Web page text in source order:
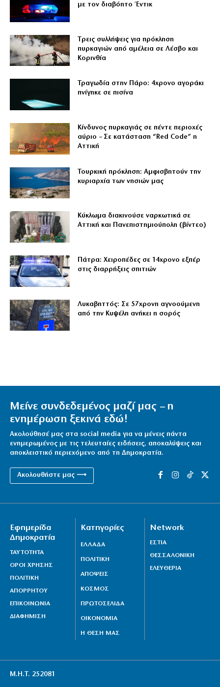
με τον διαβόητο Έντικ
Tρεις συλλήψεις για πρόκληση
πυρκαγιών από αμέλεια σε Λέσβο και
Κορινθία
Τραγωδία στην Πάρο: 4χρονο αγοράκι
πνίγηκε σε πισίνα
Κίνδυνος πυρκαγιάς σε πέντε περιοχές
αύριο – Σε κατάσταση “Red Code” η
Αττική
Τουρκική πρόκληση: Αμφισβητούν την
κυριαρχία των νησιών μας
Κύκλωμα διακινούσε ναρκωτικά σε
Αττική και Πανεπιστημιούπολη (βίντεο)
Πάτρα: Χειροπέδες σε 14χρονο εξπέρ
στις διαρρήξεις σπιτιών
Λυκαβηττός: Σε 57χρονη αγνοούμενη
από την Κυψέλη ανήκει η σορός
Μείνε συνδεδεμένος μαζί μας – η
ενημέρωση ξεκινά εδώ!
Ακολούθησέ μας στα social media για να μένεις πάντα
ενημερωμένος με τις τελευταίες ειδήσεις, αποκαλύψεις και
αποκλειστικό περιεχόμενο από τη Δημοκρατία.
Ακολουθήστε μας ⟶
Εφημερίδα
Δημοκρατία
ΤΑΥΤΟΤΗΤΑ
ΟΡΟΙ ΧΡΗΣΗΣ
ΠΟΛΙΤΙΚΗ
ΑΠΟΡΡΗΤΟΥ
ΕΠΙΚΟΙΝΩΝΙΑ
ΔΙΑΦΗΜΙΣΗ
Κατηγορίες
ΕΛΛΑΔΑ
ΠΟΛΙΤΙΚΗ
ΑΠΟΨΕΙΣ
ΚΟΣΜΟΣ
ΠΡΩΤΟΣΕΛΙΔΑ
ΟΙΚΟΝΟΜΙΑ
Η ΘΕΣΗ ΜΑΣ
Network
ΕΣΤΙΑ
ΘΕΣΣΑΛΟΝΙΚΗ
ΕΛΕΥΘΕΡΙΑ
Μ.Η.Τ. 252081